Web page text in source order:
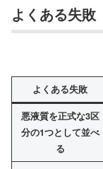
よくある失敗
よくある失敗
悪液質を正式な3区
分の1つとして並べ
る